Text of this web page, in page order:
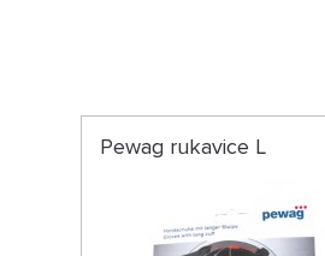
Pewag rukavice L